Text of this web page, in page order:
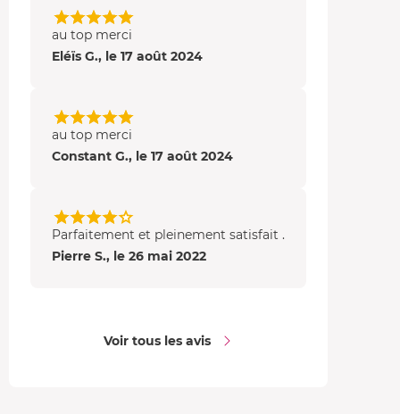
au top merci
Eléïs G., le 17 août 2024
au top merci
Constant G., le 17 août 2024
Parfaitement et pleinement satisfait .
Pierre S., le 26 mai 2022
Voir tous les avis